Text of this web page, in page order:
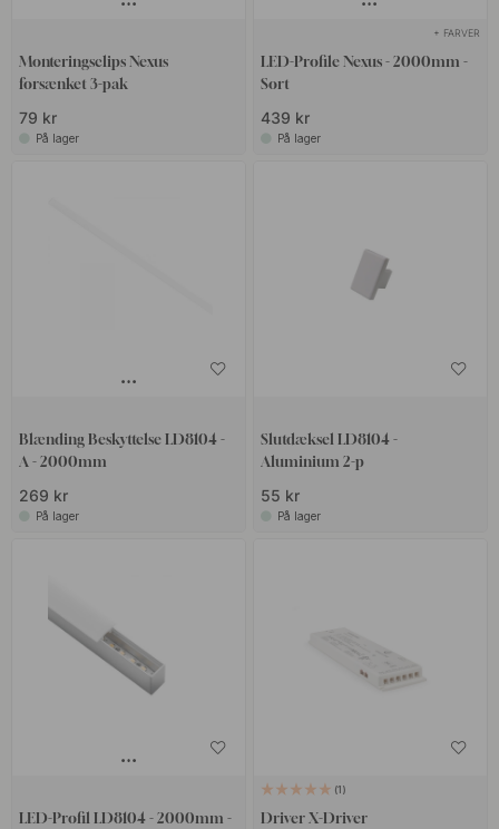
Monteringsclips Nexus
forsænket 3-pak
79 kr
På lager
+ FARVER
LED-Profile Nexus - 2000mm -
Sort
439 kr
På lager
Blænding Beskyttelse LD8104 -
A - 2000mm
269 kr
På lager
Slutdæksel LD8104 -
Aluminium 2-p
55 kr
På lager
LED-Profil LD8104 - 2000mm -
1
Driver X-Driver